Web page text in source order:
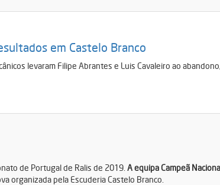
em Castelo Branco
levaram Filipe Abrantes e Luis Cavaleiro ao
de Portugal de Ralis de 2019. A equipa Campeã
organizada pela Escuderia Castelo Branco.